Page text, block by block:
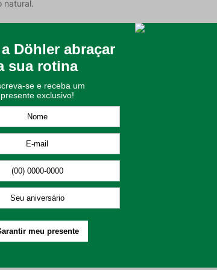
natural.
Rosane possui uma gramatura de 170 g/m²,
e 8% linho;
garantindo mais privacidade e conforto ao
possui ilhós cromados que facilitam a sua
reduzida, em processo Suave;
utilizar secadoras para esse processo;
apenas em temperatura máxima da base do ferro
e não utilizar materiais abrasivos;
colocar para lavar. Isso contribui para não danificar